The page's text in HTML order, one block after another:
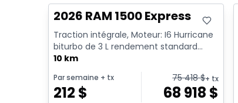
2026 RAM 1500 Express
Traction intégrale, Moteur: I6 Hurricane
biturbo de 3 L rendement standard
avec arrêt au ralenti - 6...
10 km
Par semaine + tx
212 $
75 418$+ tx
68 918 $